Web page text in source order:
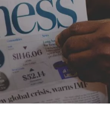
is intended for
industry,
experts, and senior
לחץ לפרטים